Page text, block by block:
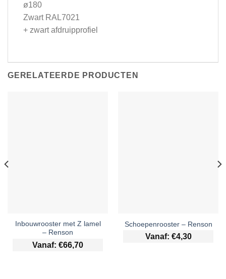
ø180
Zwart RAL7021
+ zwart afdruipprofiel
GERELATEERDE PRODUCTEN
Inbouwrooster met Z lamel
– Renson
Vanaf: €66,70
Schoepenrooster – Renson
Vanaf: €4,30